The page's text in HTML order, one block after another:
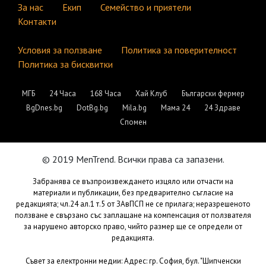
За нас Екип
Семейство и приятели
Контакти
Условия за ползване
Политика за поверителност
Политика за бисквитки
МГБ 24 Часа 168 Часа Хай Клуб
Български фермер
BgDnes.bg
DotBg.bg Mila.bg Мама 24
24 Здраве
Спомен
© 2019 MenTrend. Всички права са запазени.
Забранява се възпроизвеждането изцяло или отчасти на
материали и публикации, без предварително съгласие на
редакцията; чл.24 ал.1 т.5 от ЗАвПСП не се прилага; неразрешеното
ползване е свързано със заплащане на компенсация от ползвателя
за нарушено авторско право, чийто размер ще се определи от
редакцията.
Съвет за електронни медии: Адрес: гр. София, бул. "Шипченски